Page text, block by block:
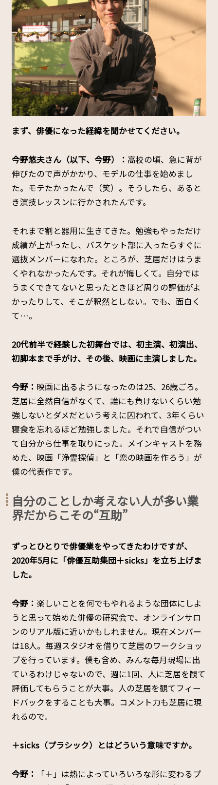
――まず、俳優になった経緯を聞かせてください。
今野悠夫さん（以下、今野）： 高校の頃、急に背が
伸びたので声がかかり、モデルの仕事を始めまし
た。モテたかったんで（笑）。そうしたら、あると
き演技レッスンに行かされたんです。
それまで割と器用に生きてきた。勉強もやっただけ
成績が上がったし、バスケット部に入ったらすぐに
選抜メンバーになれた。ところが、芝居だけはうま
くやれなかったんです。それが悔しくて。自分では
うまくできてないと思ったときほど周りの評価がよ
かったりして、そこが釈然としない。でも、面白く
て…。
――20代前半で経験した初舞台では、初主演、初演出、
初脚本まで手がけ、その後、映画に主演しました。
今野： 映画に出るようになったのは25、26歳ごろ。
芝居に全然自信がなくて、誰にも負けないくらい勉
強しないとダメだという考えに囚われて、3年くらい
寝食を忘れるほど勉強しました。それで自信がつい
て自分から仕事を取りにった。メインキャストを務
めた、映画「浄霊探偵」と「恋の映画を作ろう」が
僕の代表作です。
自分のことしか考えない人が多い業
界だからこその“互助”
――ずっとひとりで俳優業をやってきたわけですが、
2020年5月に「俳優互助集団＋sicks」を立ち上げま
した。
今野： 楽しいことを何でもやれるような団体にしよ
うと思って始めた俳優の研究会で、オンラインサロ
ンのリアル版に近いかもしれません。​​現在メンバー
は18人。毎週スタジオを借りて芝居のワークショッ
プを行っています。僕も含め、みんな毎月現場に出
ているわけじゃないので、週に1回、人に芝居を観て
評価してもらうことが大事。人の芝居を観てフィー
ドバックをすることも大事。コメント力も芝居に現
れるので。
――＋sicks（プラシック）とはどういう意味ですか。
今野：
「＋」は熱によっていろいろな形に変わるプ